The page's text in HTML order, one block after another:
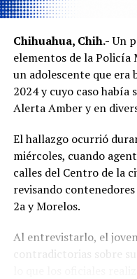
Chihuahua, Chih.-Un
elementos de la
un adolescente que era
2024 y cuyo caso
Alerta Amber y en
El hallazgo ocurrió
miércoles, cuando
calles del Centro de la
revisando
2a y Morelos.
Al entrevistarlo, el
contradictorias sobre